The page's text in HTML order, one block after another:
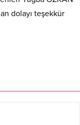
dolayı teşekkür